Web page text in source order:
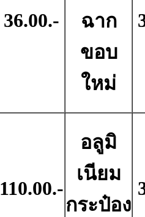
36.00.-
ฉาก
ขอบ
ใหม่
110.00.-
อลูมิ
เนียม
กระป๋อง